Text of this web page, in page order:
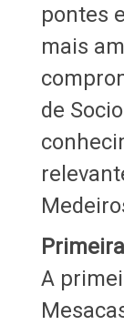
pontes
mais
de
A